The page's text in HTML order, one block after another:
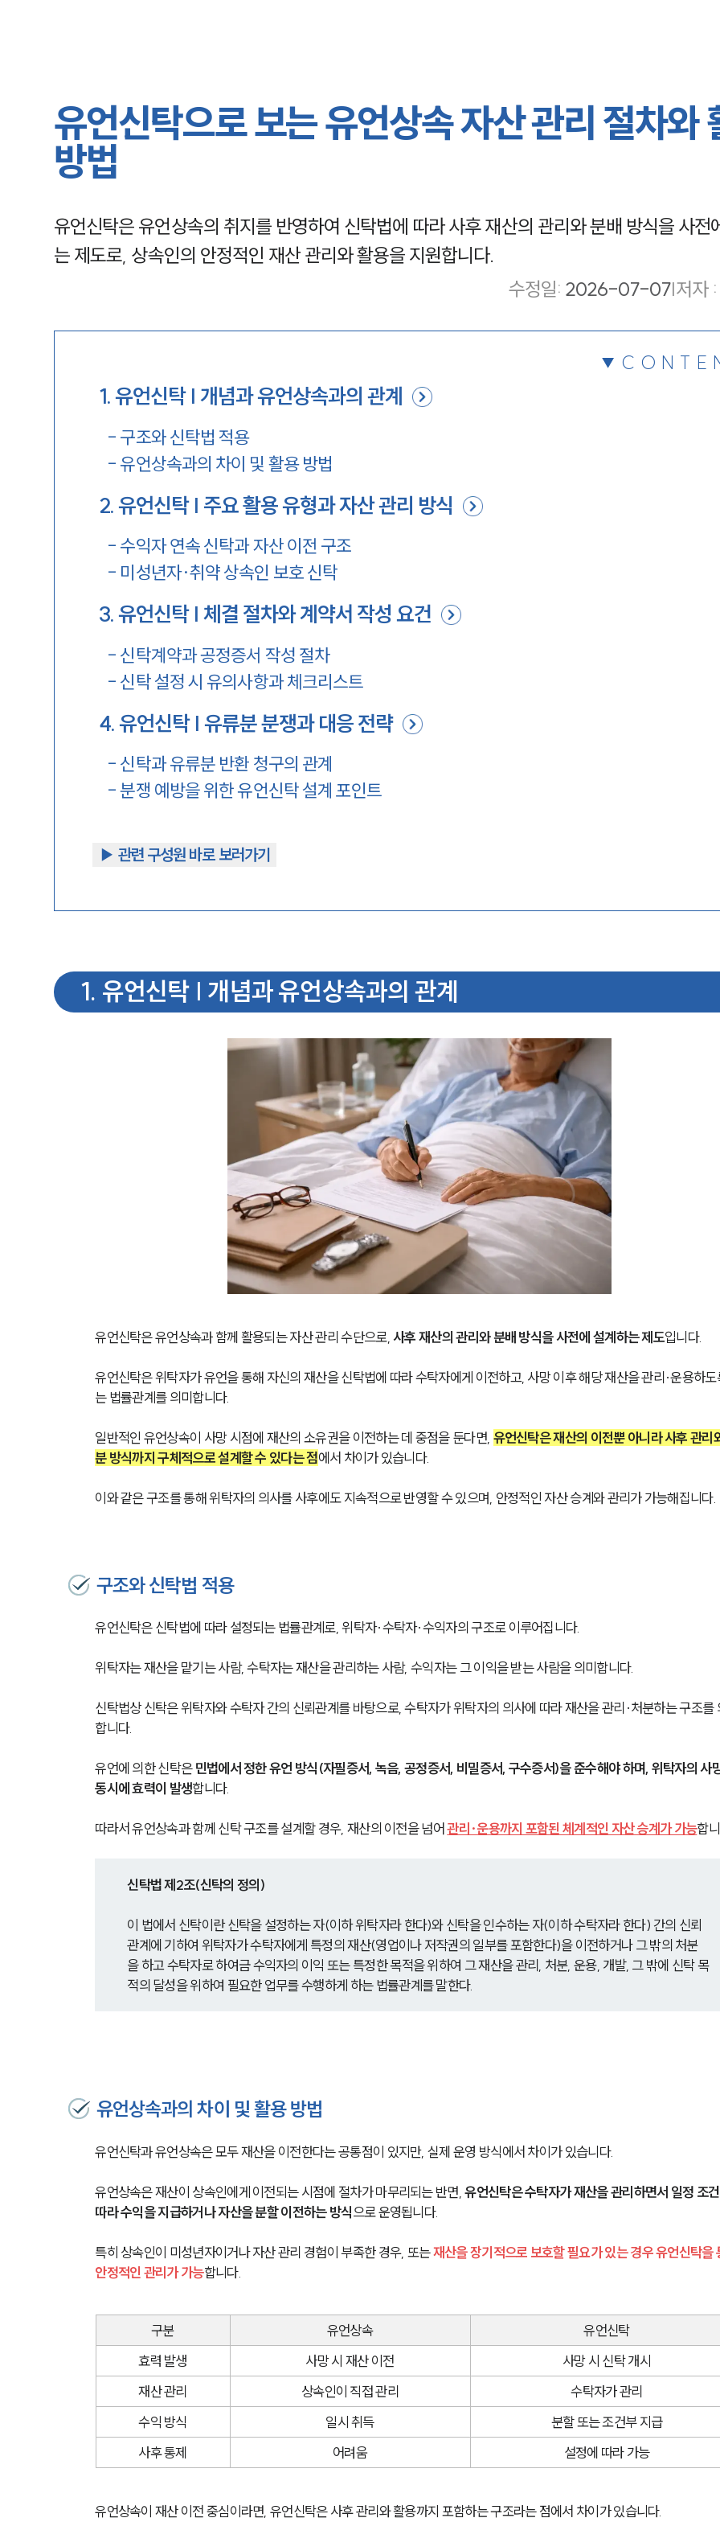
유언신탁으로 보는 유언상속 자산 관리 절차와
방법
유언신탁은 유언상속의 취지를 반영하여 신탁법에 따라 사후 재산의 관리와 분배 방식을 사전
는 제도로, 상속인의 안정적인 재산 관리와 활용을 지원합니다.
수정일: 2026-07-07|저자 :
1.유언신탁 | 개념과 유언상속과의 관계
- 구조와 신탁법 적용
- 유언상속과의 차이 및 활용 방법
2.유언신탁 | 주요 활용 유형과 자산 관리 방식
- 수익자 연속 신탁과 자산 이전 구조
- 미성년자·취약 상속인 보호 신탁
3.유언신탁 | 체결 절차와 계약서 작성 요건
- 신탁계약과 공정증서 작성 절차
- 신탁 설정 시 유의사항과 체크리스트
4.유언신탁 | 유류분 분쟁과 대응 전략
- 신탁과 유류분 반환 청구의 관계
-분쟁 예방을 위한 유언신탁 설계 포인트
▶︎ 관련 구성원 바로 보러가기
1. 유언신탁 | 개념과 유언상속과의 관계
유언신탁은 유언상속과 함께 활용되는 자산 관리 수단으로, 사후 재산의 관리와 분배 방식을 사전에 설계하는 제도입니다.
유언신탁은 위탁자가 유언을 통해 자신의 재산을 신탁법에 따라 수탁자에게 이전하고, 사망 이후 해당 재산을 관리·운용하도
는 법률관계를 의미합니다.
일반적인 유언상속이 사망 시점에 재산의 소유권을 이전하는 데 중점을 둔다면, 유언신탁은 재산의 이전뿐 아니라 사후 관리
분 방식까지 구체적으로 설계할 수 있다는 점에서 차이가 있습니다.
이와 같은 구조를 통해 위탁자의 의사를 사후에도 지속적으로 반영할 수 있으며, 안정적인 자산 승계와 관리가 가능해집니다.
구조와 신탁법 적용
유언신탁은 신탁법에 따라 설정되는 법률관계로, 위탁자·수탁자·수익자의 구조로 이루어집니다.
위탁자는 재산을 맡기는 사람, 수탁자는 재산을 관리하는 사람, 수익자는 그 이익을 받는 사람을 의미합니다.
신탁법상 신탁은 위탁자와 수탁자 간의 신뢰관계를 바탕으로, 수탁자가 위탁자의 의사에 따라 재산을 관리·처분하는 구조를
합니다.
유언에 의한 신탁은 민법에서 정한 유언 방식(자필증서, 녹음, 공정증서, 비밀증서, 구수증서)을 준수해야 하며, 위탁자의 사
동시에 효력이 발생합니다.
따라서 유언상속과 함께 신탁 구조를 설계할 경우, 재산의 이전을 넘어 관리·운용까지 포함된 체계적인 자산 승계가 가능합
신탁법 제2조(신탁의 정의)
이 법에서 신탁이란 신탁을 설정하는 자(이하 위탁자라 한다)와 신탁을 인수하는 자(이하 수탁자라 한다) 간의 신뢰
관계에 기하여 위탁자가 수탁자에게 특정의 재산(영업이나 저작권의 일부를 포함한다)을 이전하거나 그 밖의 처분
을 하고 수탁자로 하여금 수익자의 이익 또는 특정한 목적을 위하여 그 재산을 관리, 처분, 운용, 개발, 그 밖에 신탁 목
적의 달성을 위하여 필요한 업무를 수행하게 하는 법률관계를 말한다.
유언상속과의 차이 및 활용 방법
유언신탁과 유언상속은 모두 재산을 이전한다는 공통점이 있지만, 실제 운영 방식에서 차이가 있습니다.
유언상속은 재산이 상속인에게 이전되는 시점에 절차가 마무리되는 반면, 유언신탁은 수탁자가 재산을 관리하면서 일정 조
따라 수익을 지급하거나 자산을 분할 이전하는 방식으로 운영됩니다.
특히 상속인이 미성년자이거나 자산 관리 경험이 부족한 경우, 또는 재산을 장기적으로 보호할 필요가 있는 경우 유언신탁을
안정적인 관리가 가능합니다.
구분 유언상속
유언신탁
효력 발생
사망 시 재산 이전
사망 시 신탁 개시
재산 관리
상속인이 직접 관리
수탁자가 관리
수익 방식
일시 취득
분할 또는 조건부 지급
사후 통제
어려움 설정에 따라 가능
유언상속이 재산 이전 중심이라면, 유언신탁은 사후 관리와 활용까지 포함하는 구조라는 점에서 차이가 있습니다.